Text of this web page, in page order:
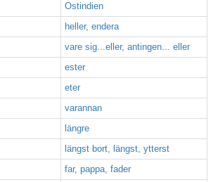
Ostindien
heller, endera
vare sig...eller, antingen... eller
ester
eter
varannan
längre
längst bort, längst, ytterst
far, pappa, fader